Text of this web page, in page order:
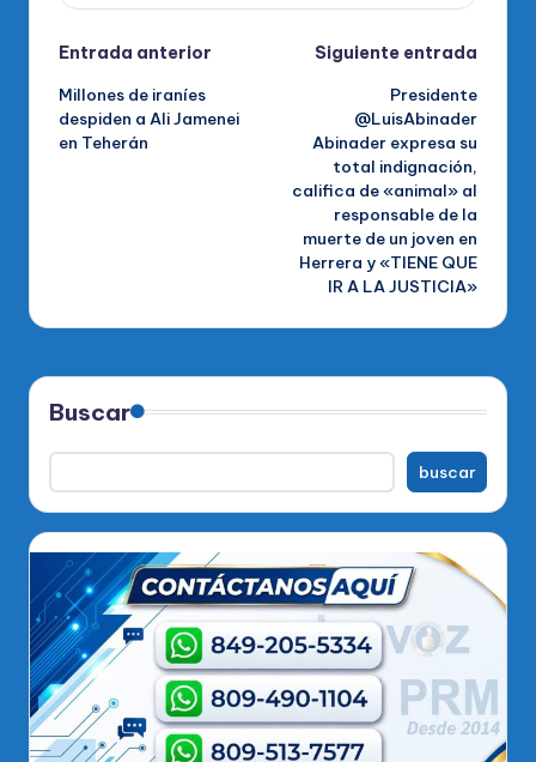
Navegación
de
entradas
Entrada anterior
Millones de iraníes
despiden a Ali Jamenei
en Teherán
Siguiente entrada
Presidente
@LuisAbinader
Abinader expresa su
total indignación,
califica de «animal» al
responsable de la
muerte de un joven en
Herrera y «TIENE QUE
IR A LA JUSTICIA»
Buscar
buscar